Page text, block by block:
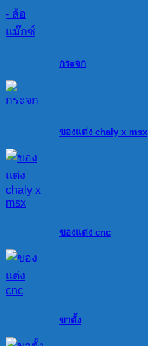
กระจก
ของแต่ง chaly x msx
ของแต่ง cnc
ขาตั้ง